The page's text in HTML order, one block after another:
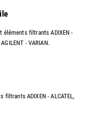
éléments filtrants ADIXEN -
- VARIAN.
ADIXEN - ALCATEL,